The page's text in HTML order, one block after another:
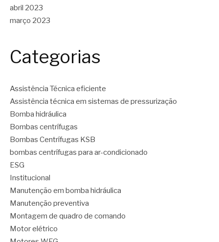
abril 2023
março 2023
Categorias
Assistência Técnica eficiente
Assistência técnica em sistemas de pressurização
Bomba hidráulica
Bombas centrífugas
Bombas Centrífugas KSB
bombas centrífugas para ar-condicionado
ESG
Institucional
Manutenção em bomba hidráulica
Manutenção preventiva
Montagem de quadro de comando
Motor elétrico